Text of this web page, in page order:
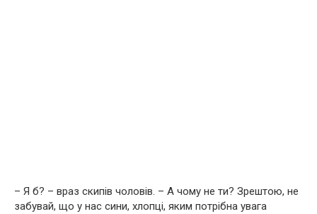
– Я б? – враз скипів чоловів. – А чому не ти? Зрештою, не
забувай, що у нас сини, хлопці, яким потрібна увага